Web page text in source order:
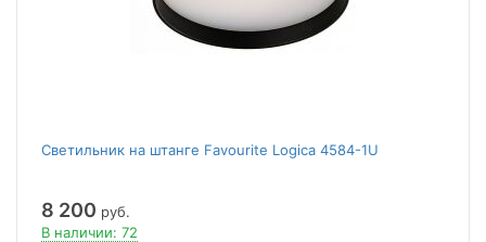
Светильник на штанге Favourite Logica 4584-1U
8 200 руб.
В наличии: 72